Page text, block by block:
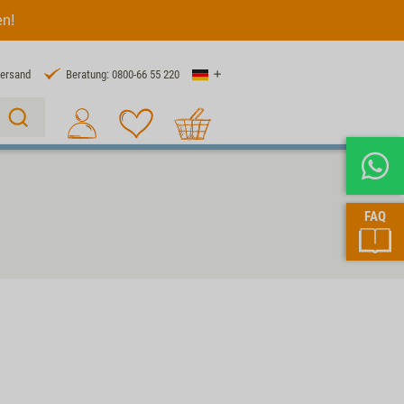
FAQ
Beratung: 0800-66 55 220 Land
Suche 1